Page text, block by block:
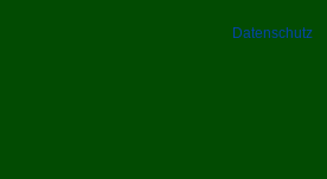
Datenschutz